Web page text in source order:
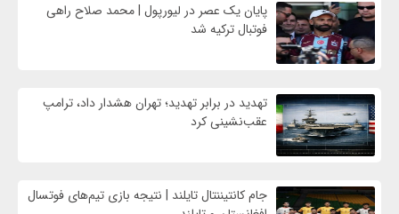
پایان یک عصر در لیورپول | محمد صلاح راهی
فوتبال ترکیه شد
تهدید در برابر تهدید؛ تهران هشدار داد، ترامپ
عقب‌نشینی کرد
جام کانتیننتال تایلند | نتیجه بازی تیم‌های فوتسال